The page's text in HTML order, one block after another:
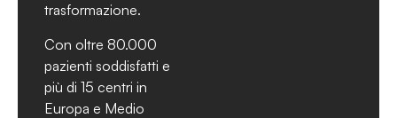
trasformazione.
Con oltre 80.000
pazienti soddisfatti e
più di 15 centri in
Europa e Medio